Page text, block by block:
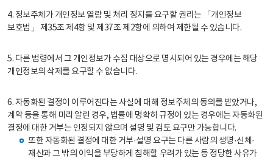
4. 정보주체가 개인정보 열람 및 처리 정지를 요구할 권리는 「개인정보
보호법」 제35조 제4항 및 제37조 제2항에 의하여 제한될 수 있습니다.
5. 다른 법령에서 그 개인정보가 수집 대상으로 명시되어 있는 경우에는 해당
개인정보의 삭제를 요구할 수 없습니다.
6. 자동화된 결정이 이루어진다는 사실에 대해 정보주체의 동의를 받았거나,
계약 등을 통해 미리 알린 경우, 법률에 명확히 규정이 있는 경우에는 자동화된
결정에 대한 거부는 인정되지 않으며 설명 및 검토 요구만 가능합니다.
또한 자동화된 결정에 대한 거부·설명 요구는 다른 사람의 생명·신체·
재산과 그 밖의 이익을 부당하게 침해할 우려가 있는 등 정당한 사유가